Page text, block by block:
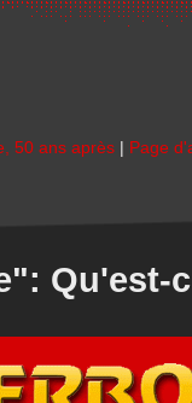
50 ans après | Page
Qu'est-